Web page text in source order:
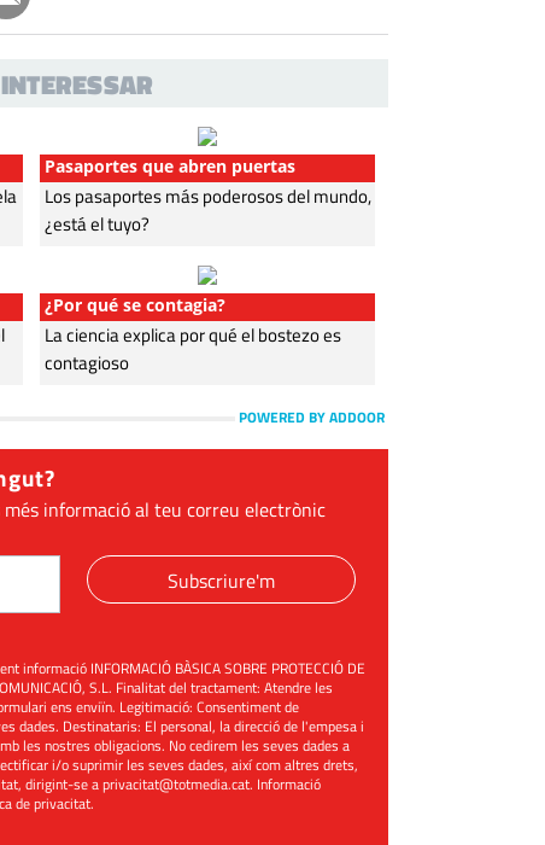
Pasaportes que abren puertas
Los pasaportes más poderosos del mundo,
¿está el tuyo?
¿Por qué se contagia?
La ciencia explica por qué el bostezo es
contagioso
POWERED BY ADDOOR
informació al teu correu electrònic
Subscriure'm
informació INFORMACIÓ BÀSICA SOBRE PROTECCIÓ DE
S.L. Finalitat del tractament: Atendre les
ens enviïn. Legitimació: Consentiment de
dades. Destinataris: El personal, la direcció de l'empesa i
les nostres obligacions. No cedirem les seves dades a
i/o suprimir les seves dades, així com altres drets,
dirigint-se aprivacitat@totmedia.cat. Informació
de privacitat.